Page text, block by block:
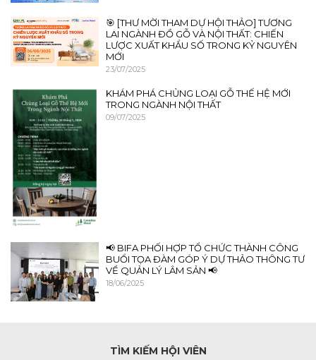
🎯 [THƯ MỜI THAM DỰ HỘI THẢO] TƯƠNG
LAI NGÀNH ĐỒ GỖ VÀ NỘI THẤT: CHIẾN
LƯỢC XUẤT KHẨU SỐ TRONG KỶ NGUYÊN
MỚI
23/07/2025
KHÁM PHÁ CHỦNG LOẠI GỖ THẾ HỆ MỚI
TRONG NGÀNH NỘI THẤT
09/07/2025
📢 BIFA PHỐI HỢP TỔ CHỨC THÀNH CÔNG
BUỔI TỌA ĐÀM GÓP Ý DỰ THẢO THÔNG TƯ
VỀ QUẢN LÝ LÂM SẢN 📢
18/06/2025
TÌM KIẾM HỘI VIÊN